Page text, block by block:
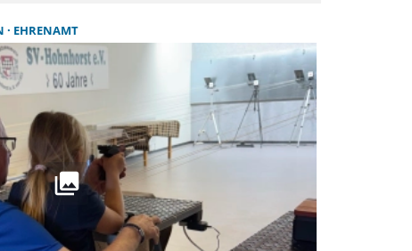
Graf-Wilhelm-Straße 3 und bei Noras
EHRENAMT